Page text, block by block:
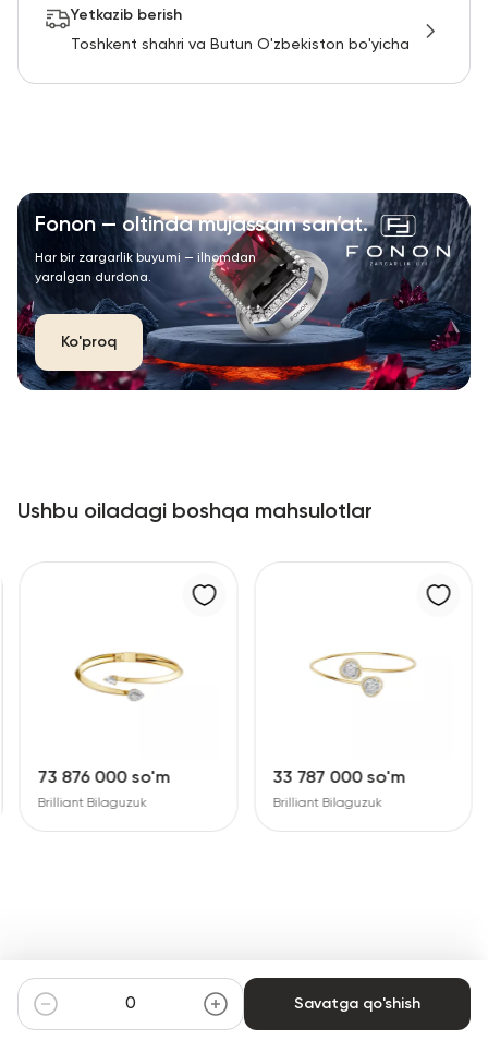
Yetkazib berish
Toshkent shahri va Butun O'zbekiston bo'yicha
Savatga qo'shish
Fonon — oltinda mujassam san’at.
Har bir zargarlik buyumi — ilhomdan
yaralgan durdona.
Ko'proq
Ushbu oiladagi boshqa mahsulotlar
73 876 000 so'm
Brilliant Bilaguzuk
33 787 000 so'm
Brilliant Bilaguzuk